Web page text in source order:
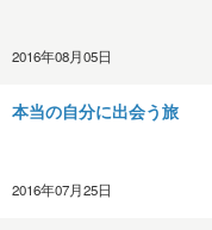
2016年08月05日
本当の自分に出会う旅
2016年07月25日